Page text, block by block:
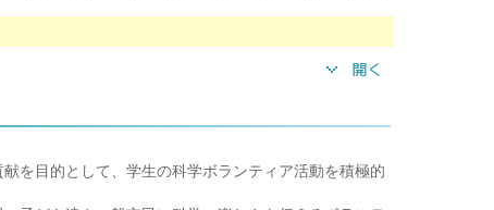
を目的として、学生の科学ボランティア活動を積極的